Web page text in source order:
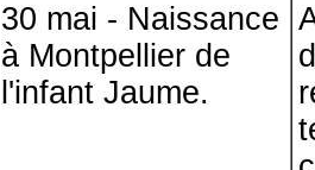
30 mai - Naissance
à Montpellier de
l'infant Jaume.